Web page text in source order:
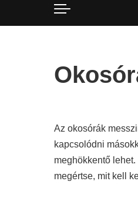
Az okosórák
kapcsolódni
meghökkentő
megértse, mit kell